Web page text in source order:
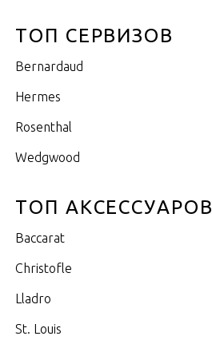
ТОП СЕРВИЗОВ
Bernardaud
Hermes
Rosenthal
Wedgwood
ТОП АКСЕССУАРОВ
Baccarat
Christofle
Lladro
St. Louis